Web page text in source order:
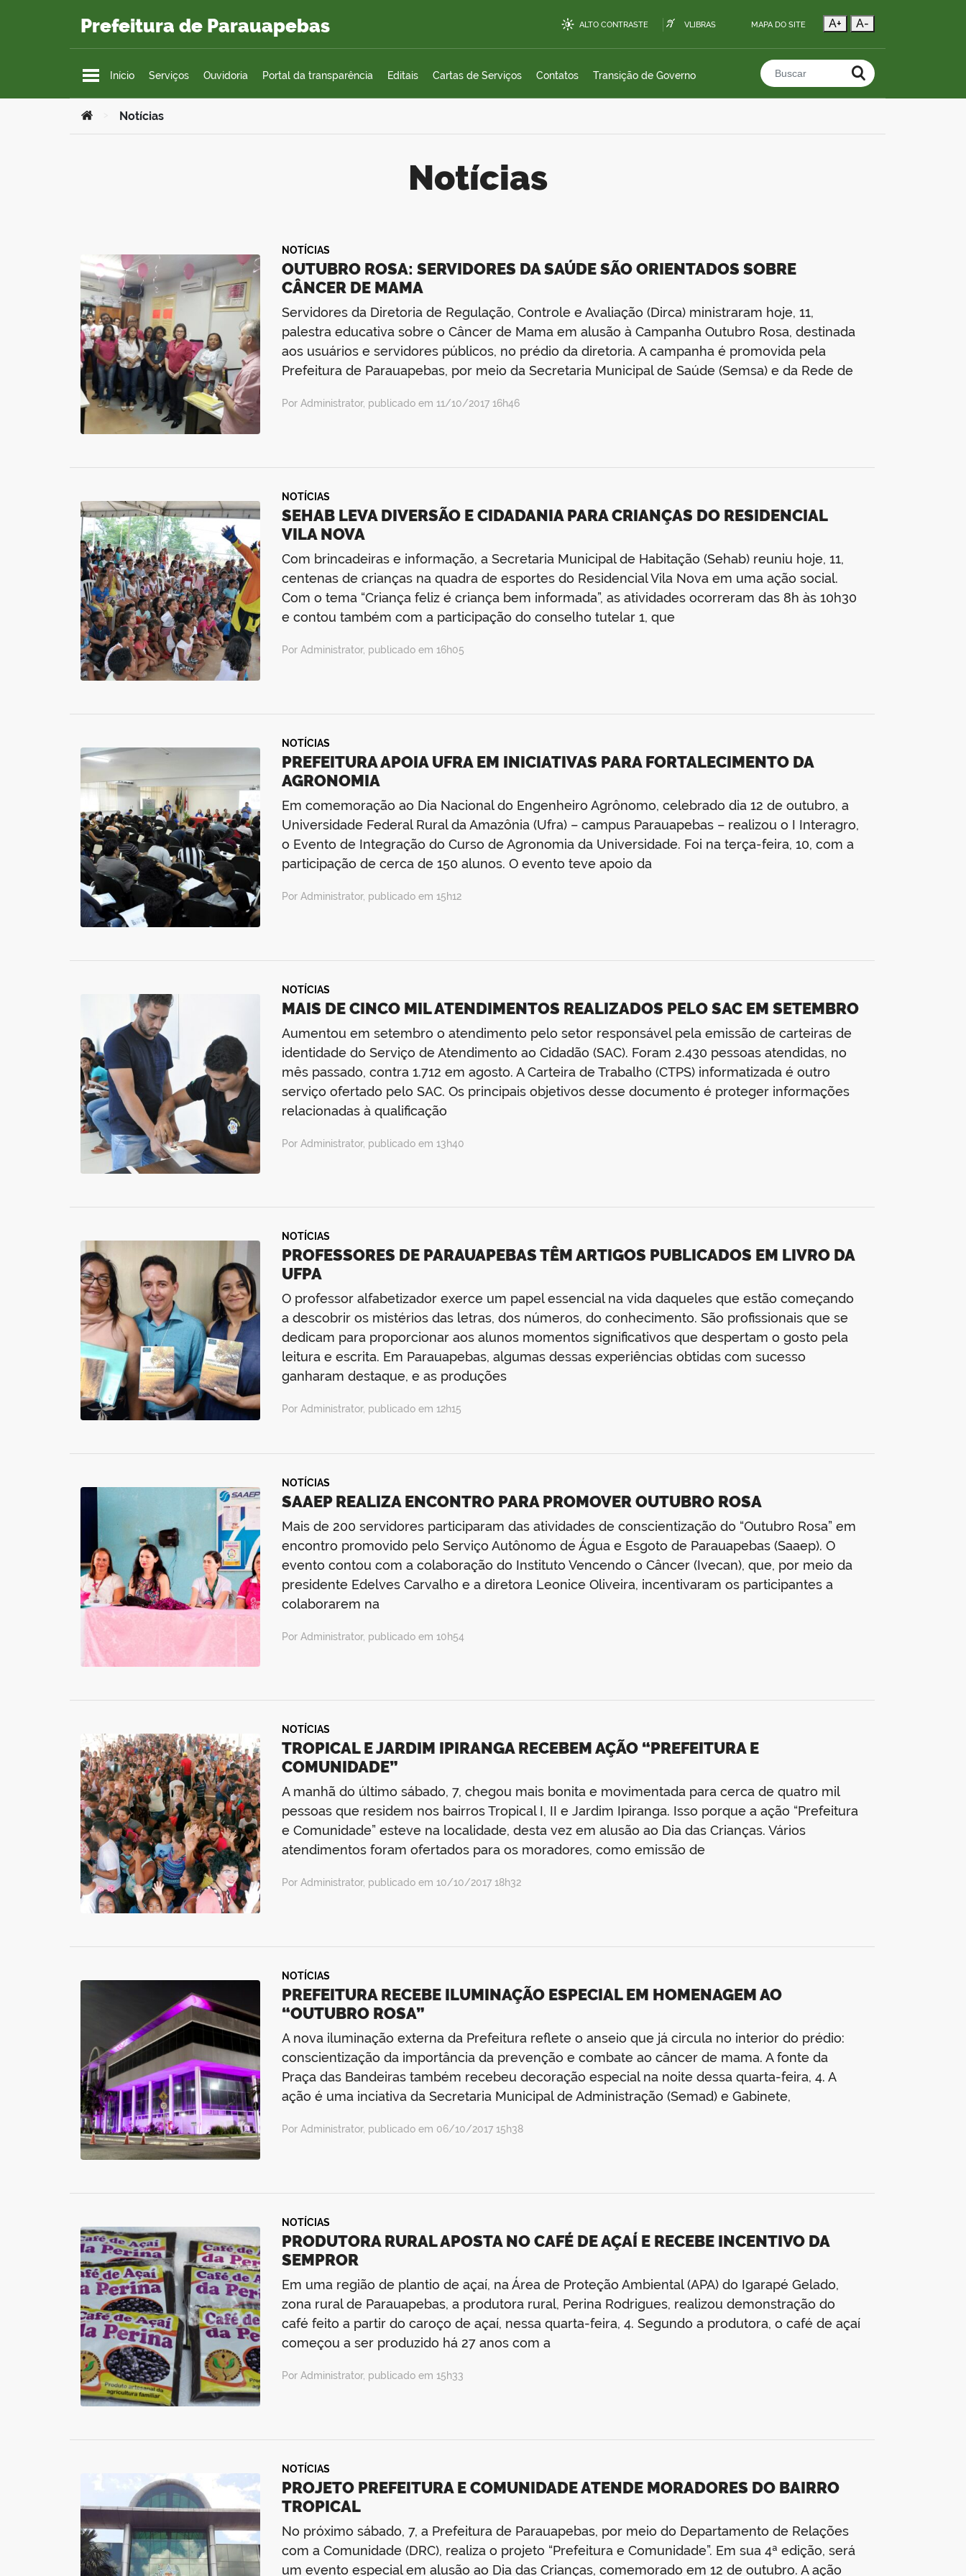
Prefeitura de Parauapebas ALTO CONTRASTE VLIBRAS MAPA DO SITE A+ A-
Início Serviços Ouvidoria Portal da transparência Editais Cartas de Serviços Contatos Transição de Governo Buscar no portal
Você está aqui:
Notícias
Notícias
NOTÍCIAS
OUTUBRO ROSA: SERVIDORES DA SAÚDE SÃO ORIENTADOS SOBRE
CÂNCER DE MAMA
Servidores da Diretoria de Regulação, Controle e Avaliação (Dirca) ministraram hoje, 11,
palestra educativa sobre o Câncer de Mama em alusão à Campanha Outubro Rosa, destinada
aos usuários e servidores públicos, no prédio da diretoria. A campanha é promovida pela
Prefeitura de Parauapebas, por meio da Secretaria Municipal de Saúde (Semsa) e da Rede de
Por Administrator, publicado em 11/10/2017 16h46
NOTÍCIAS
SEHAB LEVA DIVERSÃO E CIDADANIA PARA CRIANÇAS DO RESIDENCIAL
VILA NOVA
Com brincadeiras e informação, a Secretaria Municipal de Habitação (Sehab) reuniu hoje, 11,
centenas de crianças na quadra de esportes do Residencial Vila Nova em uma ação social.
Com o tema “Criança feliz é criança bem informada”, as atividades ocorreram das 8h às 10h30
e contou também com a participação do conselho tutelar 1, que
Por Administrator, publicado em 16h05
NOTÍCIAS
PREFEITURA APOIA UFRA EM INICIATIVAS PARA FORTALECIMENTO DA
AGRONOMIA
Em comemoração ao Dia Nacional do Engenheiro Agrônomo, celebrado dia 12 de outubro, a
Universidade Federal Rural da Amazônia (Ufra) – campus Parauapebas – realizou o I Interagro,
o Evento de Integração do Curso de Agronomia da Universidade. Foi na terça-feira, 10, com a
participação de cerca de 150 alunos. O evento teve apoio da
Por Administrator, publicado em 15h12
NOTÍCIAS
MAIS DE CINCO MIL ATENDIMENTOS REALIZADOS PELO SAC EM SETEMBRO
Aumentou em setembro o atendimento pelo setor responsável pela emissão de carteiras de
identidade do Serviço de Atendimento ao Cidadão (SAC). Foram 2.430 pessoas atendidas, no
mês passado, contra 1.712 em agosto. A Carteira de Trabalho (CTPS) informatizada é outro
serviço ofertado pelo SAC. Os principais objetivos desse documento é proteger informações
relacionadas à qualificação
Por Administrator, publicado em 13h40
NOTÍCIAS
PROFESSORES DE PARAUAPEBAS TÊM ARTIGOS PUBLICADOS EM LIVRO DA
UFPA
O professor alfabetizador exerce um papel essencial na vida daqueles que estão começando
a descobrir os mistérios das letras, dos números, do conhecimento. São profissionais que se
dedicam para proporcionar aos alunos momentos significativos que despertam o gosto pela
leitura e escrita. Em Parauapebas, algumas dessas experiências obtidas com sucesso
ganharam destaque, e as produções
Por Administrator, publicado em 12h15
NOTÍCIAS
SAAEP REALIZA ENCONTRO PARA PROMOVER OUTUBRO ROSA
Mais de 200 servidores participaram das atividades de conscientização do “Outubro Rosa” em
encontro promovido pelo Serviço Autônomo de Água e Esgoto de Parauapebas (Saaep). O
evento contou com a colaboração do Instituto Vencendo o Câncer (Ivecan), que, por meio da
presidente Edelves Carvalho e a diretora Leonice Oliveira, incentivaram os participantes a
colaborarem na
Por Administrator, publicado em 10h54
NOTÍCIAS
TROPICAL E JARDIM IPIRANGA RECEBEM AÇÃO “PREFEITURA E
COMUNIDADE”
A manhã do último sábado, 7, chegou mais bonita e movimentada para cerca de quatro mil
pessoas que residem nos bairros Tropical I, II e Jardim Ipiranga. Isso porque a ação “Prefeitura
e Comunidade” esteve na localidade, desta vez em alusão ao Dia das Crianças. Vários
atendimentos foram ofertados para os moradores, como emissão de
Por Administrator, publicado em 10/10/2017 18h32
NOTÍCIAS
PREFEITURA RECEBE ILUMINAÇÃO ESPECIAL EM HOMENAGEM AO
“OUTUBRO ROSA”
A nova iluminação externa da Prefeitura reflete o anseio que já circula no interior do prédio:
conscientização da importância da prevenção e combate ao câncer de mama. A fonte da
Praça das Bandeiras também recebeu decoração especial na noite dessa quarta-feira, 4. A
ação é uma inciativa da Secretaria Municipal de Administração (Semad) e Gabinete,
Por Administrator, publicado em 06/10/2017 15h38
NOTÍCIAS
PRODUTORA RURAL APOSTA NO CAFÉ DE AÇAÍ E RECEBE INCENTIVO DA
SEMPROR
Em uma região de plantio de açaí, na Área de Proteção Ambiental (APA) do Igarapé Gelado,
zona rural de Parauapebas, a produtora rural, Perina Rodrigues, realizou demonstração do
café feito a partir do caroço de açaí, nessa quarta-feira, 4. Segundo a produtora, o café de açaí
começou a ser produzido há 27 anos com a
Por Administrator, publicado em 15h33
NOTÍCIAS
PROJETO PREFEITURA E COMUNIDADE ATENDE MORADORES DO BAIRRO
TROPICAL
No próximo sábado, 7, a Prefeitura de Parauapebas, por meio do Departamento de Relações
com a Comunidade (DRC), realiza o projeto “Prefeitura e Comunidade”. Em sua 4ª edição, será
um evento especial em alusão ao Dia das Crianças, comemorado em 12 de outubro. A ação